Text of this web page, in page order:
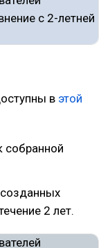
в этой
собранной
2 лет.